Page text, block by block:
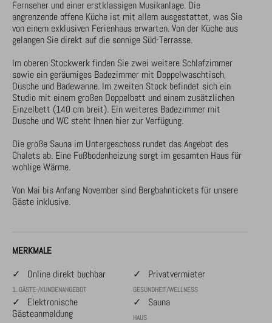
Fernseher und einer erstklassigen Musikanlage. Die
angrenzende offene Küche ist mit allem ausgestattet, was Sie
von einem exklusiven Ferienhaus erwarten. Von der Küche aus
gelangen Sie direkt auf die sonnige Süd-Terrasse.
Im oberen Stockwerk finden Sie zwei weitere Schlafzimmer
sowie ein geräumiges Badezimmer mit Doppelwaschtisch,
Dusche und Badewanne. Im zweiten Stock befindet sich ein
Studio mit einem großen Doppelbett und einem zusätzlichen
Einzelbett (140 cm breit). Ein weiteres Badezimmer mit
Dusche und WC steht Ihnen hier zur Verfügung.
Die große Sauna im Untergeschoss rundet das Angebot des
Chalets ab. Eine Fußbodenheizung sorgt im gesamten Haus für
wohlige Wärme.
Von Mai bis Anfang November sind Bergbahntickets für unsere
Gäste inklusive.
MERKMALE
✓ Online direkt buchbar
1. GÄSTE-/KUNDENANGEBOT
✓ Elektronische
Gästeanmeldung
✓ Privatvermieter
GESUNDHEIT/WELLNESS
✓ Sauna
HAUS